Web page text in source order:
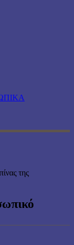
της